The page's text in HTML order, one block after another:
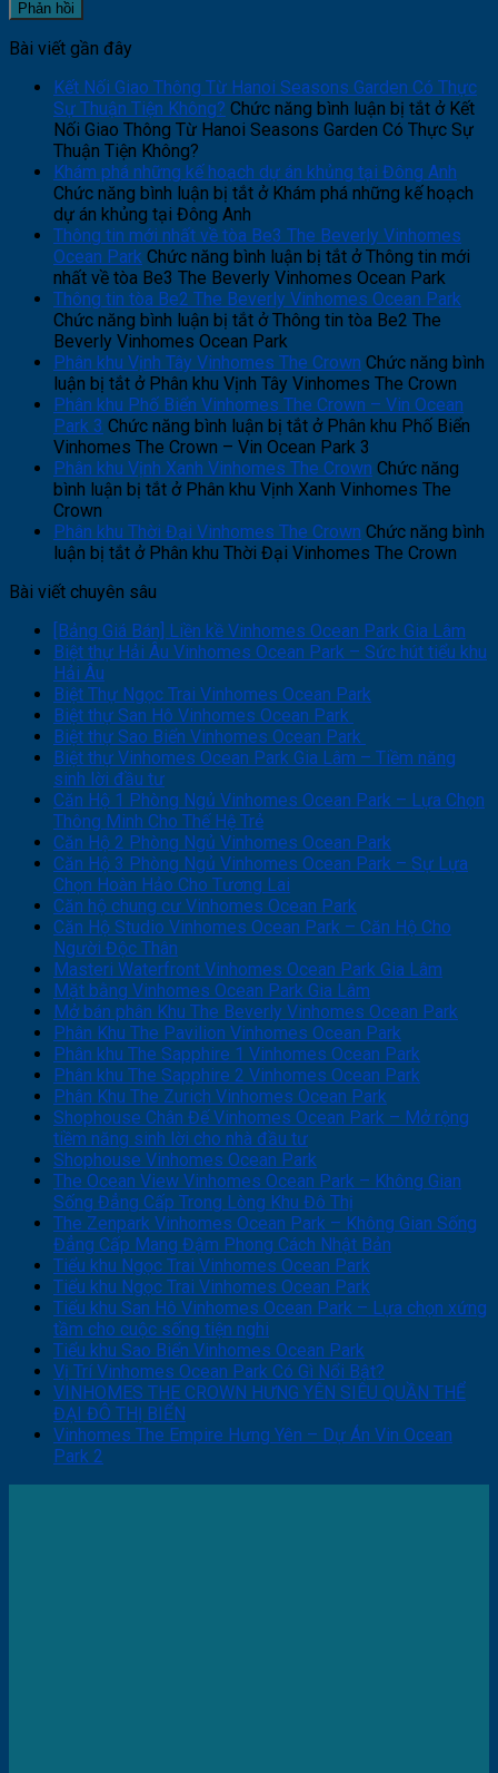
Bài viết gần đây
Kết Nối Giao Thông Từ Hanoi Seasons Garden Có Thực
Sự Thuận Tiện Không? Chức năng bình luận bị tắt ở Kết
Nối Giao Thông Từ Hanoi Seasons Garden Có Thực Sự
Thuận Tiện Không?
Khám phá những kế hoạch dự án khủng tại Đông Anh
Chức năng bình luận bị tắt ở Khám phá những kế hoạch
dự án khủng tại Đông Anh
Thông tin mới nhất về tòa Be3 The Beverly Vinhomes
Ocean Park Chức năng bình luận bị tắt ở Thông tin mới
nhất về tòa Be3 The Beverly Vinhomes Ocean Park
Thông tin tòa Be2 The Beverly Vinhomes Ocean Park
Chức năng bình luận bị tắt ở Thông tin tòa Be2 The
Beverly Vinhomes Ocean Park
Phân khu Vịnh Tây Vinhomes The Crown Chức năng bình
luận bị tắt ở Phân khu Vịnh Tây Vinhomes The Crown
Phân khu Phố Biển Vinhomes The Crown – Vin Ocean
Park 3 Chức năng bình luận bị tắt ở Phân khu Phố Biển
Vinhomes The Crown – Vin Ocean Park 3
Phân khu Vịnh Xanh Vinhomes The Crown Chức năng
bình luận bị tắt ở Phân khu Vịnh Xanh Vinhomes The
Crown
Phân khu Thời Đại Vinhomes The Crown Chức năng bình
luận bị tắt ở Phân khu Thời Đại Vinhomes The Crown
Bài viết chuyên sâu
[Bảng Giá Bán] Liền kề Vinhomes Ocean Park Gia Lâm
Biệt thự Hải Âu Vinhomes Ocean Park – Sức hút tiểu khu
Hải Âu
Biệt Thự Ngọc Trai Vinhomes Ocean Park
Biệt thự San Hô Vinhomes Ocean Park
Biệt thự Sao Biển Vinhomes Ocean Park
Biệt thự Vinhomes Ocean Park Gia Lâm – Tiềm năng
sinh lời đầu tư
Căn Hộ 1 Phòng Ngủ Vinhomes Ocean Park – Lựa Chọn
Thông Minh Cho Thế Hệ Trẻ
Căn Hộ 2 Phòng Ngủ Vinhomes Ocean Park
Căn Hộ 3 Phòng Ngủ Vinhomes Ocean Park – Sự Lựa
Chọn Hoàn Hảo Cho Tương Lai
Căn hộ chung cư Vinhomes Ocean Park
Căn Hộ Studio Vinhomes Ocean Park – Căn Hộ Cho
Người Độc Thân
Masteri Waterfront Vinhomes Ocean Park Gia Lâm
Mặt bằng Vinhomes Ocean Park Gia Lâm
Mở bán phân Khu The Beverly Vinhomes Ocean Park
Phân Khu The Pavilion Vinhomes Ocean Park
Phân khu The Sapphire 1 Vinhomes Ocean Park
Phân khu The Sapphire 2 Vinhomes Ocean Park
Phân Khu The Zurich Vinhomes Ocean Park
Shophouse Chân Đế Vinhomes Ocean Park – Mở rộng
tiềm năng sinh lời cho nhà đầu tư
Shophouse Vinhomes Ocean Park
The Ocean View Vinhomes Ocean Park – Không Gian
Sống Đẳng Cấp Trong Lòng Khu Đô Thị
The Zenpark Vinhomes Ocean Park – Không Gian Sống
Đẳng Cấp Mang Đậm Phong Cách Nhật Bản
Tiểu khu Ngọc Trai Vinhomes Ocean Park
Tiểu khu Ngọc Trai Vinhomes Ocean Park
Tiểu khu San Hô Vinhomes Ocean Park – Lựa chọn xứng
tầm cho cuộc sống tiện nghi
Tiểu khu Sao Biển Vinhomes Ocean Park
Vị Trí Vinhomes Ocean Park Có Gì Nổi Bật?
VINHOMES THE CROWN HƯNG YÊN SIÊU QUẦN THỂ
ĐẠI ĐÔ THỊ BIỂN
Vinhomes The Empire Hưng Yên – Dự Án Vin Ocean
Park 2